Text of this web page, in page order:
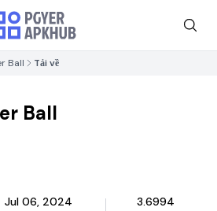
Ball Tải về
Ball
Jul 06, 2024 3.6994